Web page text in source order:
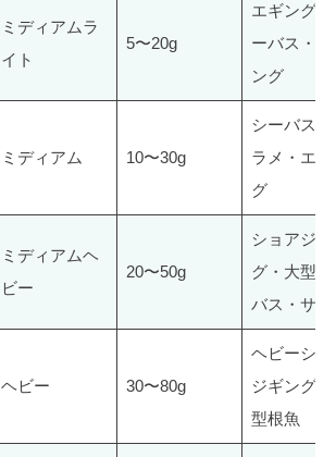
ミディアムラ
イト
5〜20g
エギング・
ーバス・チ
ング
ミディアム 10〜30g
シーバス・
ラメ・エギ
グ
ミディアムヘ
ビー
20〜50g
ショアジギ
グ・大型シ
バス・サー
ヘビー 30〜80g
ヘビーショ
ジギング・
型根魚